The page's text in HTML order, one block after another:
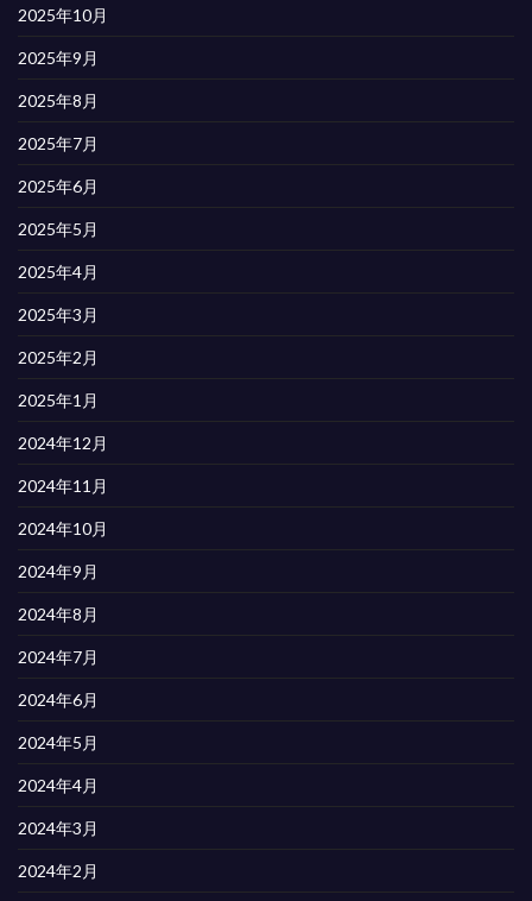
2025年10月
2025年9月
2025年8月
2025年7月
2025年6月
2025年5月
2025年4月
2025年3月
2025年2月
2025年1月
2024年12月
2024年11月
2024年10月
2024年9月
2024年8月
2024年7月
2024年6月
2024年5月
2024年4月
2024年3月
2024年2月